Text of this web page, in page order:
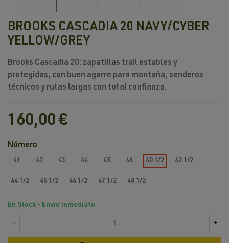
BROOKS CASCADIA 20 NAVY/CYBER
YELLOW/GREY
Brooks Cascadia 20: zapatillas trail estables y
protegidas, con buen agarre para montaña, senderos
técnicos y rutas largas con total confianza.
160,00 €
Número
41 42 43 44 45 46 40 1/2 42 1/2
44 1/2 45 1/2 46 1/2 47 1/2 48 1/2
En Stock - Envio inmediato
- +